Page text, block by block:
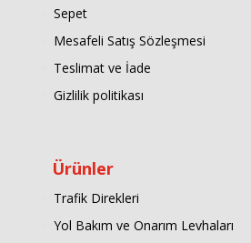
Sepet
Mesafeli Satış Sözleşmesi
Teslimat ve İade
Gizlilik politikası
Ürünler
Trafik Direkleri
Yol Bakım ve Onarım Levhaları